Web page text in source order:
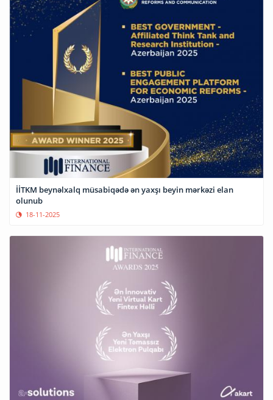
İİTKM beynəlxalq müsabiqədə ən yaxşı beyin mərkəzi elan
olunub
18-11-2025